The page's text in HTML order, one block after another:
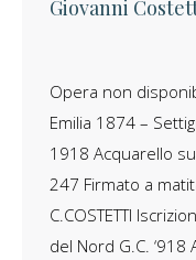
Giovanni
Opera non
Emilia 1874 –
1918 Acquarello
247 Firmato a
C.COSTETTI
del Nord G.C.